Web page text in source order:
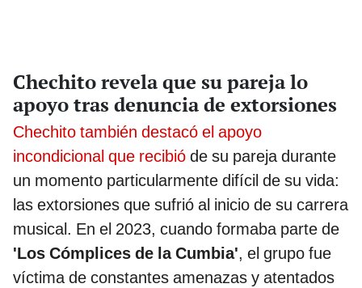
Chechito revela que su pareja lo
apoyo tras denuncia de extorsiones
Chechito también destacó el apoyo
incondicional que recibió de su pareja durante
un momento particularmente difícil de su vida:
las extorsiones que sufrió al inicio de su carrera
musical. En el 2023, cuando formaba parte de
'Los Cómplices de la Cumbia', el grupo fue
víctima de constantes amenazas y atentados